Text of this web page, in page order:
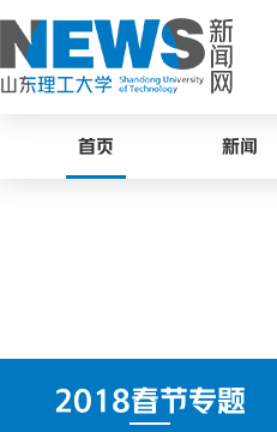
首页 新闻
2018春节专题